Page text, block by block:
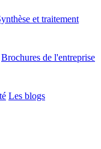
et traitement
Brochures de l'entreprise
Les blogs